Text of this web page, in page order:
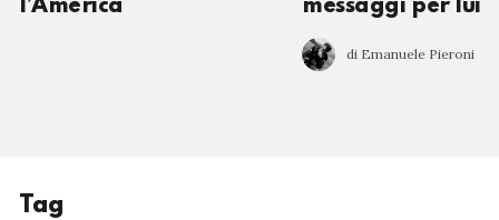
l’America
messaggi per lui
di Emanuele Pieroni
Tag